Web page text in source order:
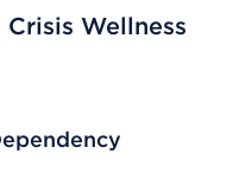
Wellness